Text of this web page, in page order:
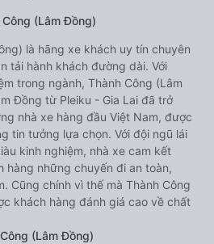
(Lâm Đồng)
là hãng xe khách uy tín chuyên
tải hành khách đường dài. Với
trong ngành, Thành Công (Lâm
Đồng từ Pleiku - Gia Lai đã trở
nhà xe hàng đầu Việt Nam, được
tin tưởng lựa chọn. Với đội ngũ lái
kinh nghiệm, nhà xe cam kết
hàng những chuyến đi an toàn,
Cũng chính vì thế mà Thành Công
khách hàng đánh giá cao về chất
(Lâm Đồng)